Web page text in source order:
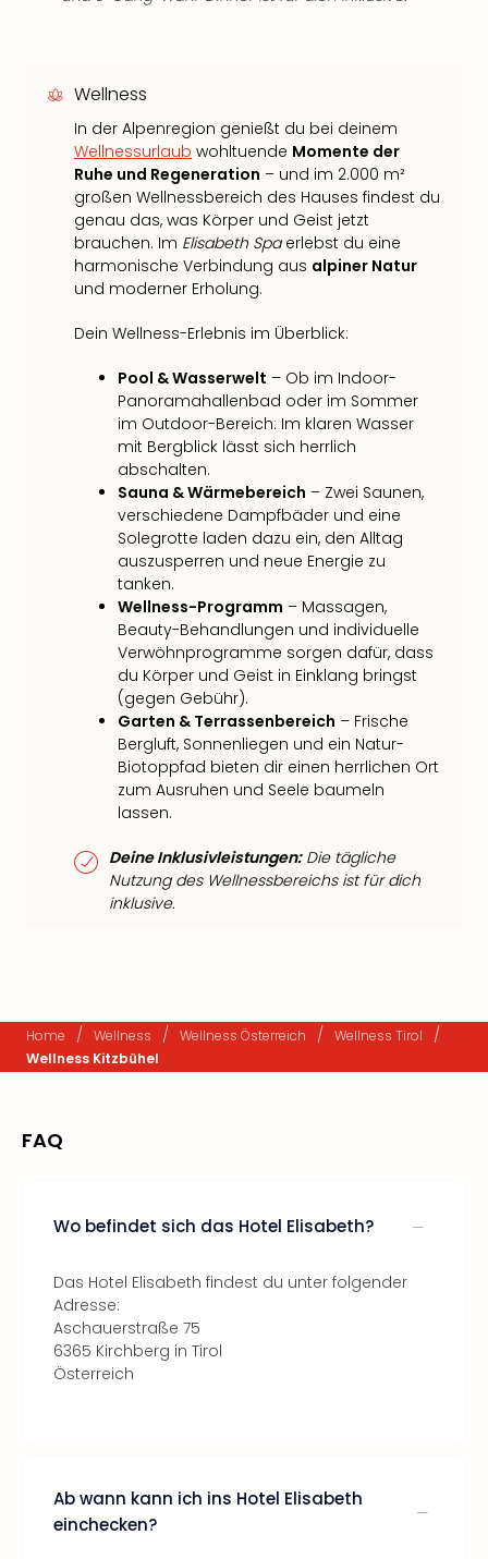
Wellness
In der Alpenregion genießt du bei deinem
Wellnessurlaub wohltuende Momente der
Ruhe und Regeneration – und im 2.000 m²
großen Wellnessbereich des Hauses findest du
genau das, was Körper und Geist jetzt
brauchen. Im Elisabeth Spaerlebst du eine
harmonische Verbindung aus alpiner Natur
und moderner Erholung.
Dein Wellness-Erlebnis im Überblick:
Pool & Wasserwelt – Ob im Indoor-
Panoramahallenbad oder im Sommer
im Outdoor-Bereich: Im klaren Wasser
mit Bergblick lässt sich herrlich
abschalten.
Sauna & Wärmebereich – Zwei Saunen,
verschiedene Dampfbäder und eine
Solegrotte laden dazu ein, den Alltag
auszusperren und neue Energie zu
tanken.
Wellness-Programm – Massagen,
Beauty-Behandlungen und individuelle
Verwöhnprogramme sorgen dafür, dass
du Körper und Geist in Einklang bringst
(gegen Gebühr).
Garten & Terrassenbereich – Frische
Bergluft, Sonnenliegen und ein Natur-
Biotoppfad bieten dir einen herrlichen Ort
zum Ausruhen und Seele baumeln
lassen.
Deine Inklusivleistungen:Die tägliche
Nutzung des Wellnessbereichs ist für dich
inklusive.
Home / Wellness / Wellness Österreich / Wellness Tirol /
Wellness Kitzbühel
FAQ
Wo befindet sich das Hotel Elisabeth?
Das Hotel Elisabeth findest du unter folgender
Adresse:
Aschauerstraße 75
6365 Kirchberg in Tirol
Österreich
Ab wann kann ich ins Hotel Elisabeth
einchecken?